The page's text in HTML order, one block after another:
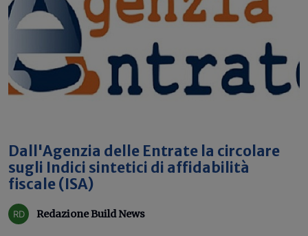
Dall'Agenzia delle Entrate la circolare
sugli Indici sintetici di affidabilità
fiscale (ISA)
Redazione Build News